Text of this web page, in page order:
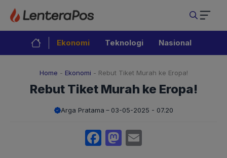
Langsung
isi
Ekonomi Teknologi Nasional
Home - Ekonomi - Rebut Tiket Murah ke Eropa!
Rebut Tiket Murah ke Eropa!
Arga Pratama 03-05-2025 - 07.20
Facebook
Mastodon